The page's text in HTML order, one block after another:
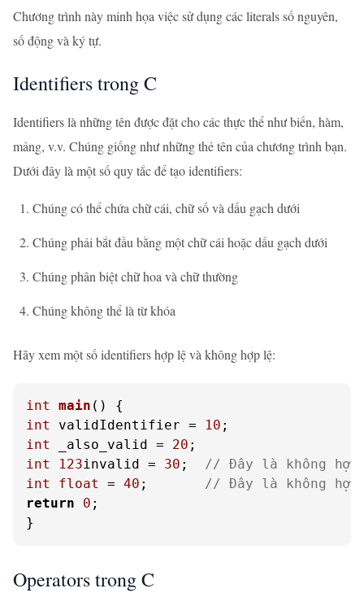
Chương trình này minh họa việc sử dụng các literals số nguyên,
số động và ký tự.
Identifiers trong C
Identifiers là những tên được đặt cho các thực thể như biến, hàm,
mảng, v.v. Chúng giống như những thẻ tên của chương trình bạn.
Dưới đây là một số quy tắc để tạo identifiers:
Chúng có thể chứa chữ cái, chữ số và dấu gạch dưới
Chúng phải bắt đầu bằng một chữ cái hoặc dấu gạch dưới
Chúng phân biệt chữ hoa và chữ thường
Chúng không thể là từ khóa
Hãy xem một số identifiers hợp lệ và không hợp lệ:
int main ()
int
validIdentifier = 10
int
_also_valid = 20
int
123invalid = 30 ; // Đây là không
int
float = 40 ; // Đây là không
return
0 ;
}
Operators trong C